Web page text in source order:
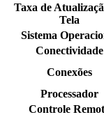
Taxa de
Tela
Sistema
Conectividade
Conexões
Processador
Controle